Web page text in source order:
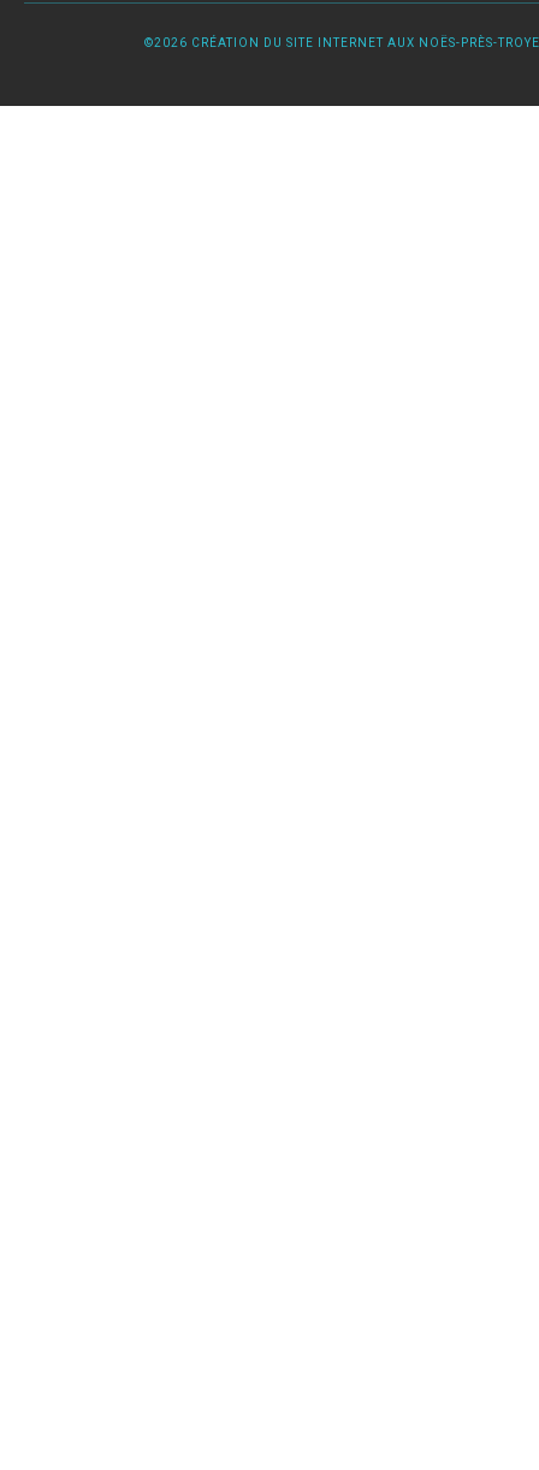
©2026 CRÉATION DU SITE INTERNET AUX NOËS-PRÈS-